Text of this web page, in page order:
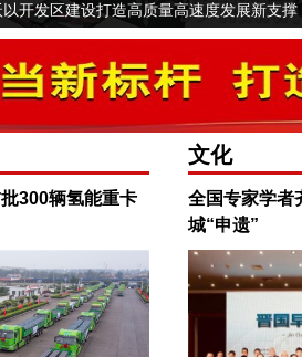
以开发区建设打造高质量高速度发展新支撑
300辆氢能重卡
文化
全国专家学者
城“申遗”